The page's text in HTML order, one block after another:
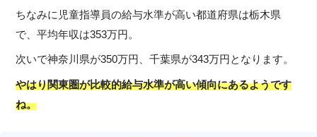
ちなみに児童指導員の給与水準が高い都道府県は栃木県
で、平均年収は353万円。
次いで神奈川県が350万円、千葉県が343万円となります。
やはり関東圏が比較的給与水準が高い傾向にあるようです
ね。